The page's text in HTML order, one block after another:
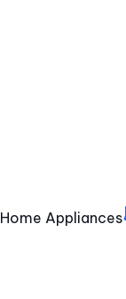
Home Appliances